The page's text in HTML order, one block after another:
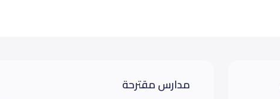
مدارس مقترحة